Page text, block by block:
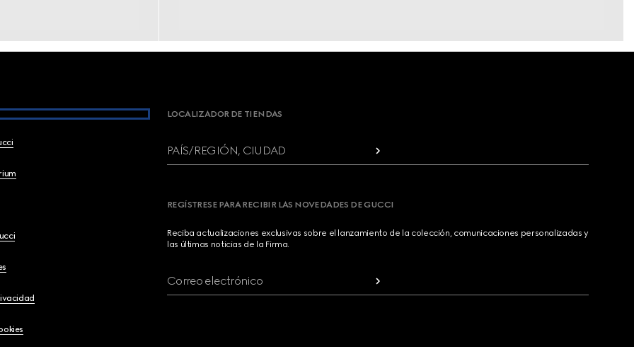
LOCALIZADOR DE TIENDAS
PAÍS/REGIÓN, CIUDAD
REGÍSTRESE PARA RECIBIR LAS NOVEDADES DE GUCCI
Reciba actualizaciones exclusivas sobre el lanzamiento de la colección, comunicaciones personalizadas y
las últimas noticias de la Firma.
Correo electrónico